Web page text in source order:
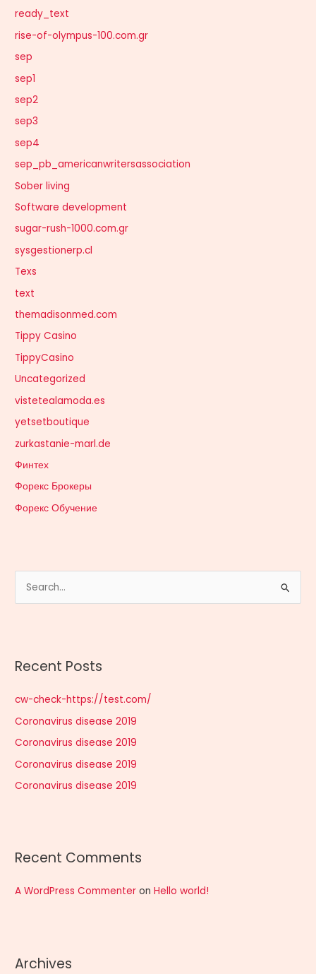
ready_text
rise-of-olympus-100.com.gr
sep
sep1
sep2
sep3
sep4
sep_pb_americanwritersassociation
Sober living
Software development
sugar-rush-1000.com.gr
sysgestionerp.cl
Texs
text
themadisonmed.com
Tippy Casino
TippyCasino
Uncategorized
vistetealamoda.es
yetsetboutique
zurkastanie-marl.de
Финтех
Форекс Брокеры
Форекс Обучение
e
c
f
o
r
:
Recent Posts
cw-check-https://test.com/
Coronavirus disease 2019
Coronavirus disease 2019
Coronavirus disease 2019
Coronavirus disease 2019
Recent Comments
A WordPress Commenter onHello world!
Archives